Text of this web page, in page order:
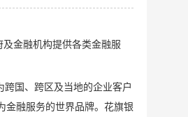
金融机构提供各类金融服
国、跨区及当地的企业客户
金融服务的世界品牌。花旗银